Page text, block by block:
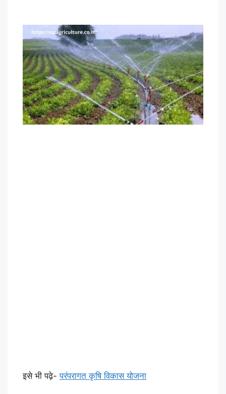
इसे भी पढ़े-परंपरागत कृषि विकास योजना